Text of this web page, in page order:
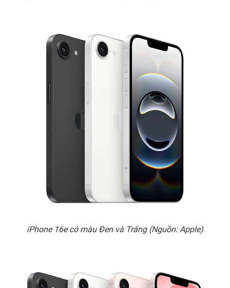
iPhone 16e có màu Đen và Trắng (Nguồn: Apple)